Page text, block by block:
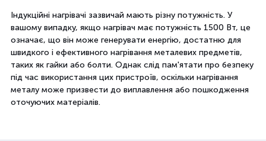
Індукційні нагрівачі зазвичай мають різну потужність. У
вашому випадку, якщо нагрівач має потужність 1500 Вт, це
означає, що він може генерувати енергію, достатню для
швидкого і ефективного нагрівання металевих предметів,
таких як гайки або болти. Однак слід пам'ятати про безпеку
під час використання цих пристроїв, оскільки нагрівання
металу може призвести до виплавлення або пошкодження
оточуючих матеріалів.